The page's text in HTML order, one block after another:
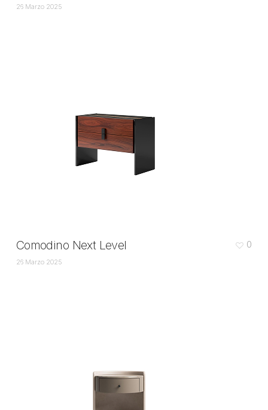
26 Marzo 2025
Comodino Next Level
26 Marzo 2025
0